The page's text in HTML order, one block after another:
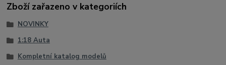
Zboží zařazeno v kategoriích
NOVINKY
1:18 Auta
Kompletní katalog modelů